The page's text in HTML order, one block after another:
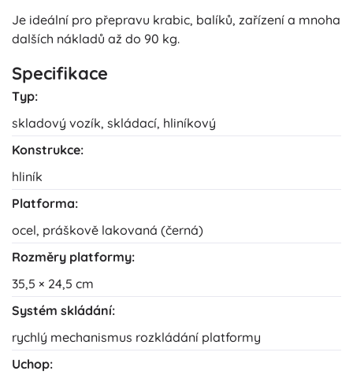
Je ideální pro přepravu krabic, balíků, zařízení a mnoha
dalších nákladů až do 90 kg.
Specifikace
Typ:
skladový vozík, skládací, hliníkový
Konstrukce:
hliník
Platforma:
ocel, práškově lakovaná (černá)
Rozměry platformy:
35,5 × 24,5 cm
Systém skládání:
rychlý mechanismus rozkládání platformy
Uchop: